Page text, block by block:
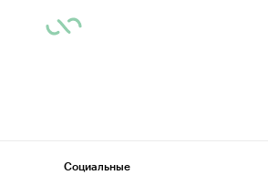
Социальные